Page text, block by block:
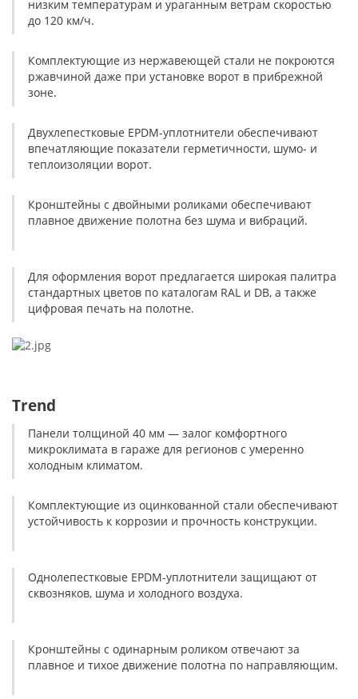
низким температурам и ураганным ветрам скоростью
до 120 км/ч.
Комплектующие из нержавеющей стали не покроются
ржавчиной даже при установке ворот в прибрежной
зоне.
Двухлепестковые EPDM-уплотнители обеспечивают
впечатляющие показатели герметичности, шумо- и
теплоизоляции ворот.
Кронштейны с двойными роликами обеспечивают
плавное движение полотна без шума и вибраций.
Для оформления ворот предлагается широкая палитра
стандартных цветов по каталогам RAL и DB, а также
цифровая печать на полотне.
Trend
Панели толщиной 40 мм — залог комфортного
микроклимата в гараже для регионов с умеренно
холодным климатом.
Комплектующие из оцинкованной стали обеспечивают
устойчивость к коррозии и прочность конструкции.
Однолепестковые EPDM-уплотнители защищают от
сквозняков, шума и холодного воздуха.
Кронштейны с одинарным роликом отвечают за
плавное и тихое движение полотна по направляющим.